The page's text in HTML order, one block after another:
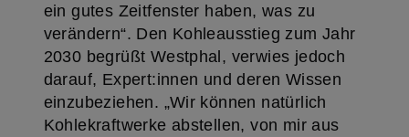
ein gutes Zeitfenster haben, was zu
verändern“. Den Kohleausstieg zum Jahr
2030 begrüßt Westphal, verwies jedoch
darauf, Expert:innen und deren Wissen
einzubeziehen. „Wir können natürlich
Kohlekraftwerke abstellen, von mir aus